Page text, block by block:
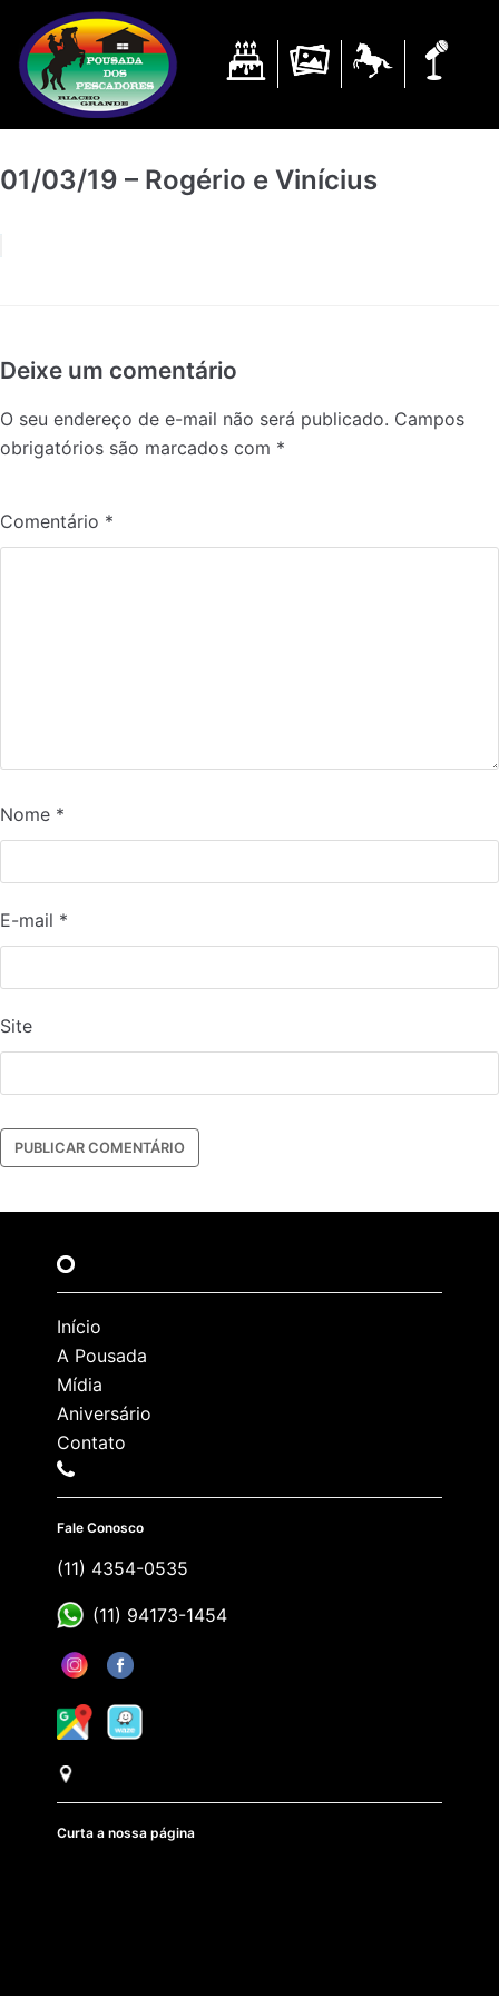
Pular
para
o
conteúdo
01/03/19 – Rogério e Vinícius
Deixe um comentário
O seu endereço de e-mail não será publicado. Campos
obrigatórios são marcados com *
Comentário *
Nome *
E-mail *
Site
Início
A Pousada
Mídia
Aniversário
Contato
Fale Conosco
(11) 4354-0535
(11) 94173-1454
Curta a nossa página